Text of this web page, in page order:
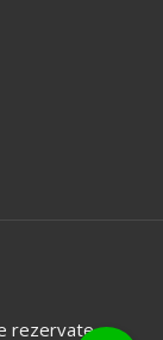
rezervate.